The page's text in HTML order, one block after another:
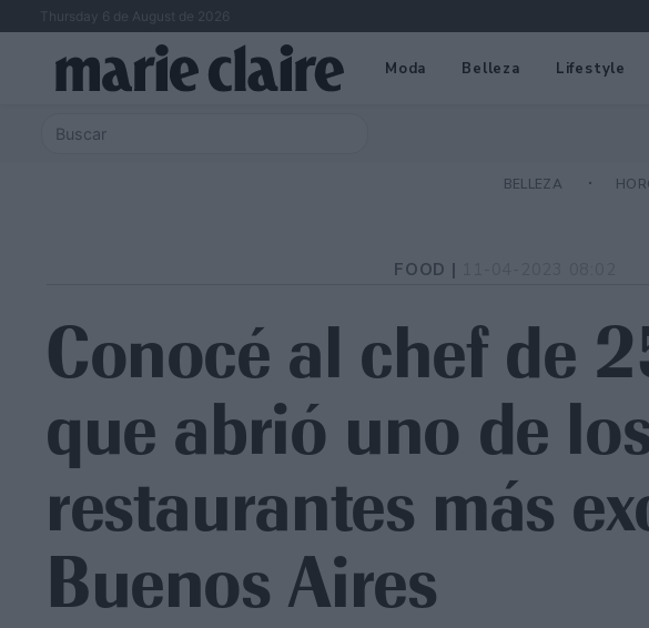
Thursday 6 de August de 2026
Moda Belleza Lifestyle
BELLEZA
FOOD |
Conocé al chef de
que abrió uno de
restaurantes más
Buenos Aires